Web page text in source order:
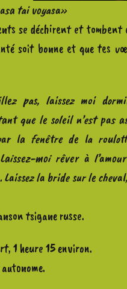
tai voyasa»
se déchirent et tombent
soit bonne et que tes
pas, laissez moi
que le soleil n’est pas
la fenêtre de la
moi rêver à
Laissez la bride sur le
tsigane russe.
1 heure 15 environ.